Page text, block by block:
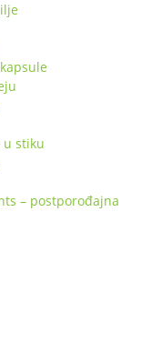
stiku
– postporođajna